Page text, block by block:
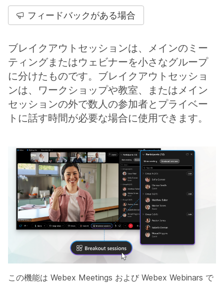
フィードバックがある場合
ブレイクアウトセッションは、メインのミー
ティングまたはウェビナーを小さなグループ
に分けたものです。ブレイクアウトセッショ
ンは、ワークショップや教室、またはメイン
セッションの外で数人の参加者とプライベー
トに話す時間が必要な場合に使用できます。
この機能は Webex Meetings および Webex Webinars で